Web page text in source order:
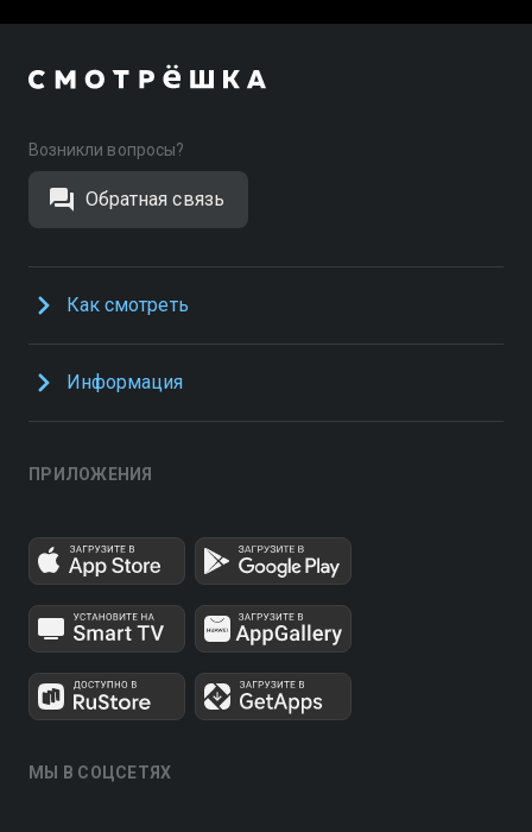
Возникли вопросы?
Обратная связь
Как смотреть
Информация
ПРИЛОЖЕНИЯ
МЫ В СОЦСЕТЯХ